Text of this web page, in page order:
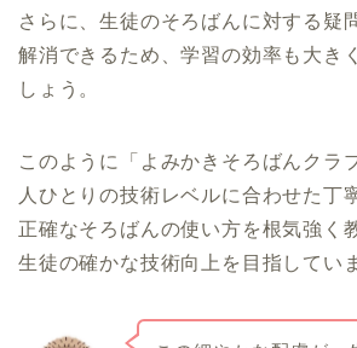
さらに、生徒のそろばんに対する疑
解消できるため、学習の効率も大き
しょう。
このように「よみかきそろばんクラ
人ひとりの技術レベルに合わせた丁
正確なそろばんの使い方を根気強く
生徒の確かな技術向上を目指してい